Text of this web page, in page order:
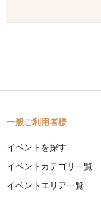
一般ご利用者様
イベントを探す
イベントカテゴリ一覧
イベントエリア一覧